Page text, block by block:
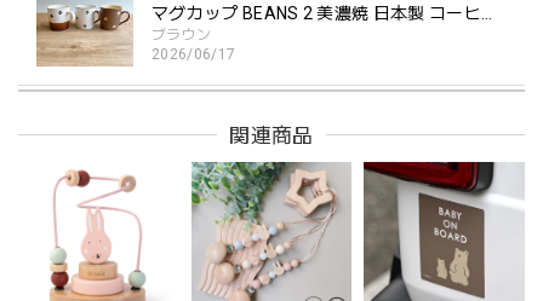
ブラウン
2026/06/17
2026/04/24
持ちやすいようで今持ってるおもちゃの中で1番長く握って
いてくれます。舐めるのはもちろん、掲げてみたりいろんな
遊び方をしています。見た目が可愛いので遊んでいる姿もと
関連商品